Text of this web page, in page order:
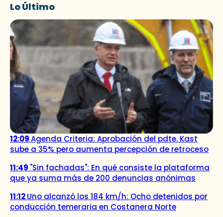
Lo Último
12:09Agenda Criteria: Aprobación del pdte. Kast
sube a 35% pero aumenta percepción de retroceso
11:49 "Sin fachadas": En qué consiste la plataforma
que ya suma más de 200 denuncias anónimas
11:12Uno alcanzó los 184 km/h: Ocho detenidos por
conducción temeraria en Costanera Norte